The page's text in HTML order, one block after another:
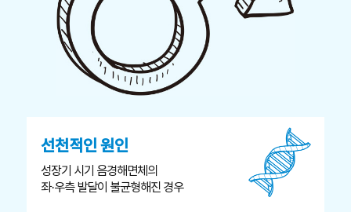
선천적인 원인
성장기 시기 음경해면체의
좌·우측 발달이 불균형해진 경우